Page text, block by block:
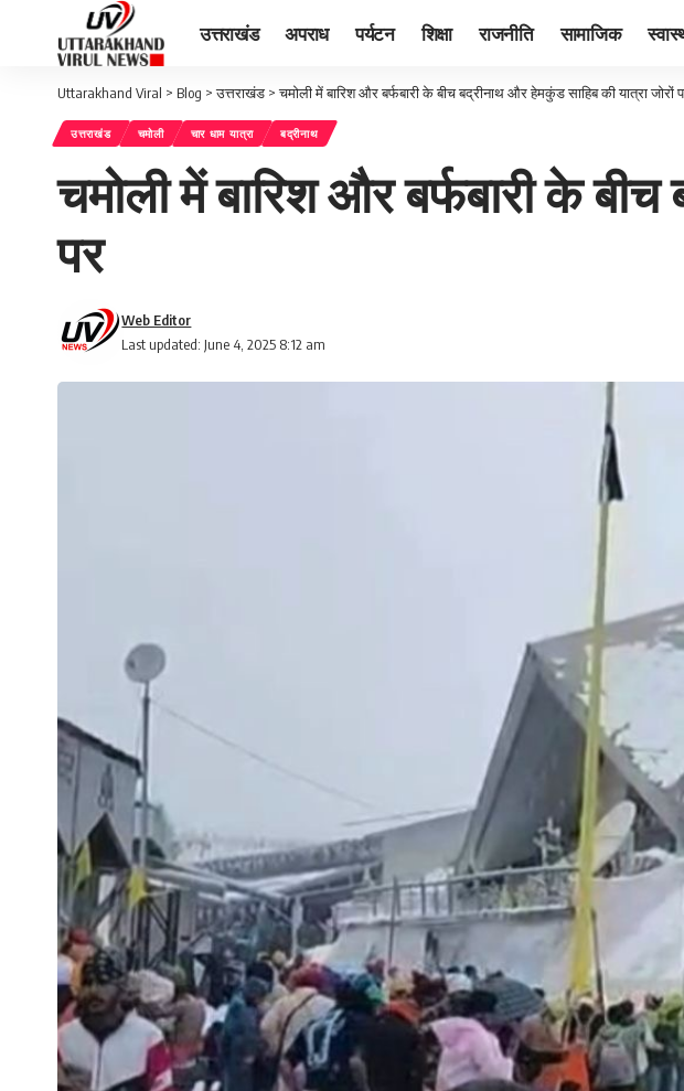
उत्तराखंड अपराध पर्यटन शिक्षा राजनीति सामाजिक
Uttarakhand Viral > Blog >उत्तराखंड >चमोली में बारिश और बर्फबारी के बीच बद्रीनाथ और हेमकुंड साहिब की यात्रा जोरों
उत्तराखंड चमोली चार धाम यात्रा बद्रीनाथ
चमोली में बारिश और बर्फबारी के
पर
Last updated: June 4, 2025 8:12 am
Web Editor